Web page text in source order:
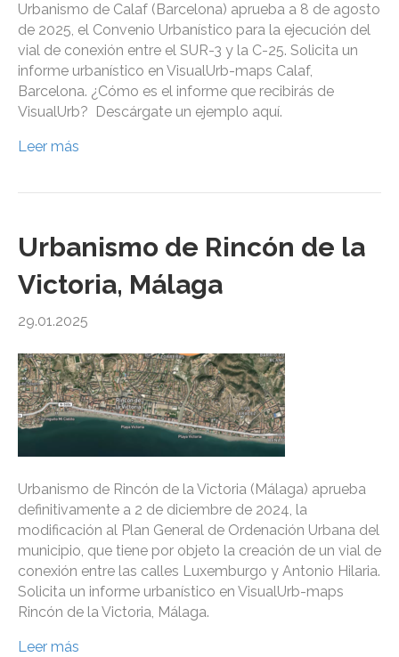
Urbanismo de Calaf (Barcelona) aprueba a 8 de agosto
de 2025, el Convenio Urbanístico para la ejecución del
vial de conexión entre el SUR-3 y la C-25. Solicita un
informe urbanístico en VisualUrb-maps Calaf,
Barcelona. ¿Cómo es el informe que recibirás de
VisualUrb? Descárgate un ejemplo aquí.
Leer más
Urbanismo de Rincón de la
Victoria, Málaga
29.01.2025
Urbanismo de Rincón de la Victoria (Málaga) aprueba
definitivamente a 2 de diciembre de 2024, la
modificación al Plan General de Ordenación Urbana del
municipio, que tiene por objeto la creación de un vial de
conexión entre las calles Luxemburgo y Antonio Hilaria.
Solicita un informe urbanístico en VisualUrb-maps
Rincón de la Victoria, Málaga.
Leer más